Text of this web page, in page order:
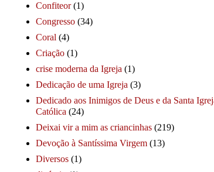
Confiteor (1)
Congresso (34)
Coral (4)
Criação (1)
crise moderna da Igreja (1)
Dedicação de uma Igreja (3)
Dedicado aos Inimigos de Deus e da Santa
Católica (24)
Deixai vir a mim as criancinhas (219)
Devoção à Santíssima Virgem (13)
Diversos (1)